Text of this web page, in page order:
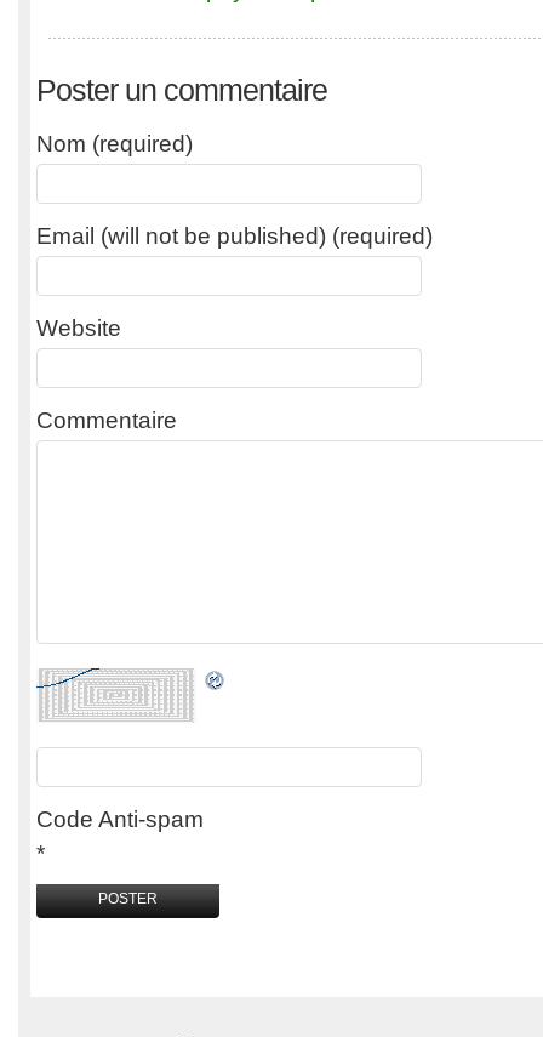
Poster un commentaire
Nom (required)
Email (will not be published) (required)
Website
Commentaire
Code Anti-spam
*